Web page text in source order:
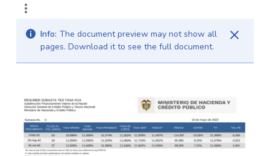
Info: The document preview may not show all
pages. Download it to see the full document.